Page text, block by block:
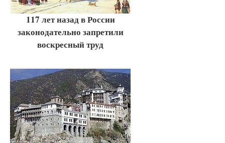
117 лет назад в России
законодательно запретили
воскресный труд